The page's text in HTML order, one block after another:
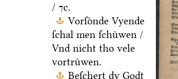
/ ⁊c.
Vorſoͤnde Vyende
ſchal men ſchuͤwen /
Vnd nicht tho vele
vortruͤwen.
Beſchert dy Godt